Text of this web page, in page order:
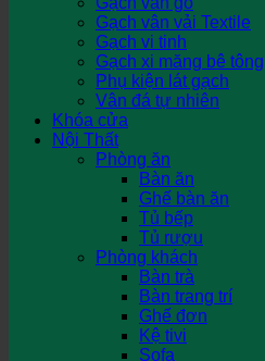
Gạch vân vải Textile
Gạch vi tinh
Gạch xi măng bê tông
Phụ kiện lát gạch
Vân đá tự nhiên
Khóa cửa
Nội Thất
Phòng ăn
Bàn ăn
Ghế bàn ăn
Tủ bếp
Tủ rượu
Phòng khách
Bàn trà
Bàn trang trí
Ghế đơn
Kệ tivi
Sofa